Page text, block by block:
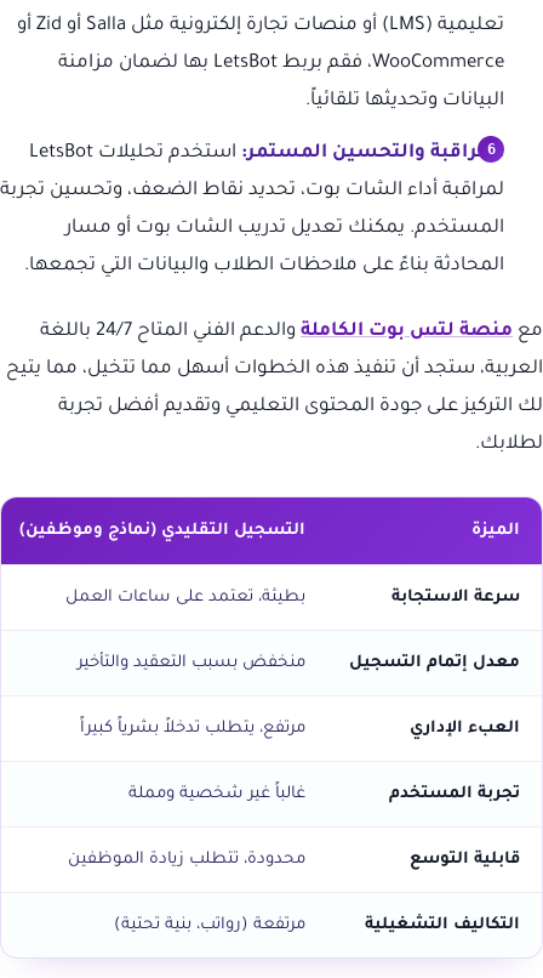
تعليمية (LMS) أو منصات تجارة إلكترونية مثل Salla أو Zid أو
WooCommerce، فقم بربط LetsBot بها لضمان مزامنة
البيانات وتحديثها تلقائياً.
المراقبة والتحسين المستمر:
استخدم تحليلات LetsBot
لمراقبة أداء الشات بوت، تحديد نقاط الضعف، وتحسين تجربة
المستخدم. يمكنك تعديل تدريب الشات بوت أو مسار
المحادثة بناءً على ملاحظات الطلاب والبيانات التي تجمعها.
مع منصة لتس بوت الكاملة
والدعم الفني المتاح 24/7 باللغة
العربية، ستجد أن تنفيذ هذه الخطوات أسهل مما تتخيل، مما يتيح
لك التركيز على جودة المحتوى التعليمي وتقديم أفضل تجربة
لطلابك.
الميزة التسجيل التقليدي (نماذج وموظفين)
سرعة الاستجابة بطيئة، تعتمد على ساعات العمل
معدل إتمام التسجيل منخفض بسبب التعقيد والتأخير
العبء الإداري مرتفع، يتطلب تدخلاً بشرياً كبيراً
تجربة المستخدم غالباً غير شخصية ومملة
قابلية التوسع محدودة، تتطلب زيادة الموظفين
التكاليف التشغيلية مرتفعة (رواتب، بنية تحتية)